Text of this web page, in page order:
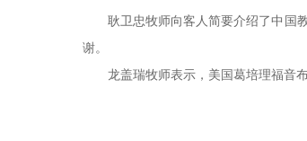
耿卫忠牧师向客人简要介绍了中国
谢。
龙盖瑞牧师表示，美国葛培理福音